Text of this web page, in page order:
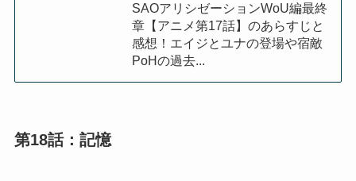
SAOアリシゼーションWoU編最終
章【アニメ第17話】のあらすじと
感想！エイジとユナの登場や宿敵
PoHの過去...
第18話：記憶